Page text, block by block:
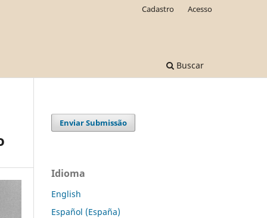
Buscar
Cadastro Acesso
Enviar Submissão
Idioma
English
Español (España)